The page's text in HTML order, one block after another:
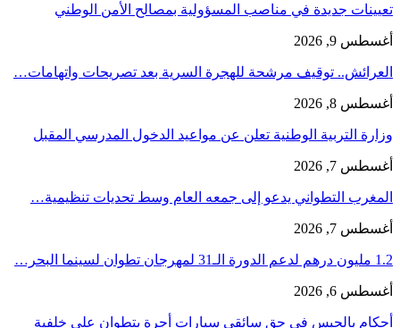
تعيينات جديدة في مناصب المسؤولية بمصالح الأمن الوطني
أغسطس 9, 2026
العرائش.. توقيف مرشحة للهجرة السرية بعد تصريحات واتهامات…
أغسطس 8, 2026
وزارة التربية الوطنية تعلن عن مواعيد الدخول المدرسي المقبل
أغسطس 7, 2026
المغرب التطواني يدعو إلى جمعه العام وسط تحديات تنظيمية…
أغسطس 7, 2026
1.2 مليون درهم لدعم الدورة الـ31 لمهرجان تطوان لسينما البحر…
أغسطس 6, 2026
أحكام بالحبس في حق سائقي سيارات أجرة بتطوان على خلفية